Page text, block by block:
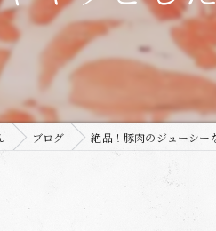
ブログ 絶品！豚肉のジューシー